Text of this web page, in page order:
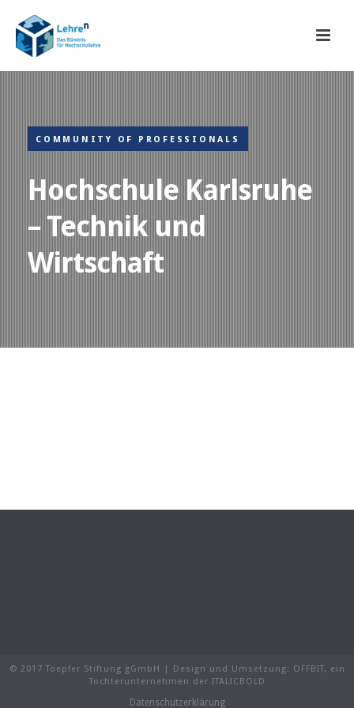
COMMUNITY OF PROFESSIONALS
Hochschule Karlsruhe
– Technik und
Wirtschaft
© 2017 Toepfer Stiftung gGmbH | Design und Umsetzung: OFFBIT, ein
Tochterunternehmen der ITALICBOLD
Datenschutzerklärung